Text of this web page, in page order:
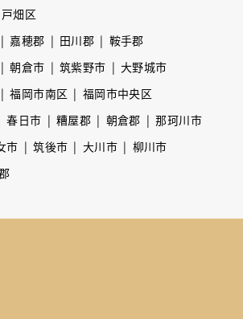
戸畑区
嘉穂郡 田川郡
鞍手郡
朝倉市 筑紫野市
大野城市
福岡市南区
福岡市中央区
春日市 糟屋郡 朝倉郡
那珂川市
市 筑後市 大川市
柳川市